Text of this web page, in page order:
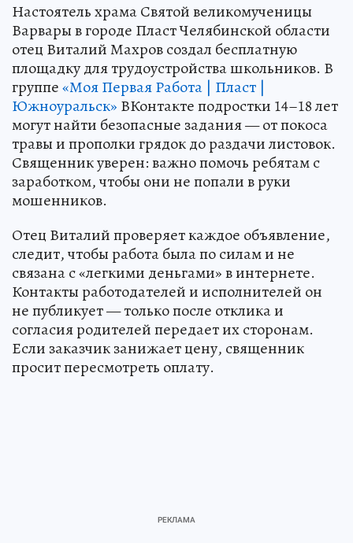
Настоятель храма Святой великомученицы
Варвары в городе Пласт Челябинской области
отец Виталий Махров создал бесплатную
площадку для трудоустройства школьников. В
группе«Моя Первая Работа | Пласт |
Южноуральск» ВКонтакте подростки 14–18 лет
могут найти безопасные задания — от покоса
травы и прополки грядок до раздачи листовок.
Священник уверен: важно помочь ребятам с
заработком, чтобы они не попали в руки
мошенников.
Отец Виталий проверяет каждое объявление,
следит, чтобы работа была по силам и не
связана с «легкими деньгами» в интернете.
Контакты работодателей и исполнителей он
не публикует — только после отклика и
согласия родителей передает их сторонам.
Если заказчик занижает цену, священник
просит пересмотреть оплату.